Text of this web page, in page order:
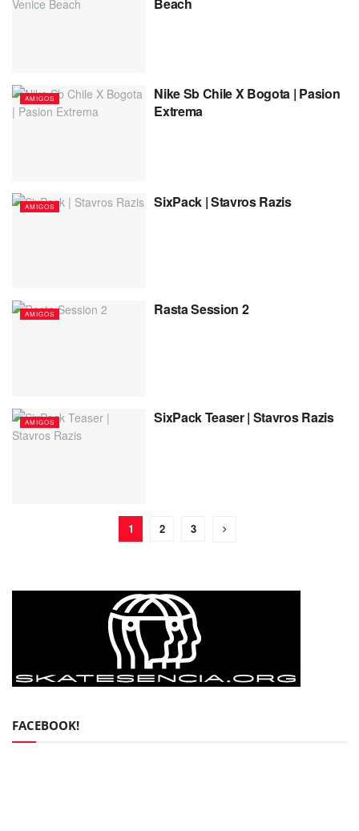
AMIGOS
Nike Sb Chile X Bogota | Pasion
Extrema
AMIGOS SixPack | Stavros Razis
AMIGOS Rasta Session 2
AMIGOS SixPack Teaser | Stavros Razis
1 2 3
FACEBOOK!